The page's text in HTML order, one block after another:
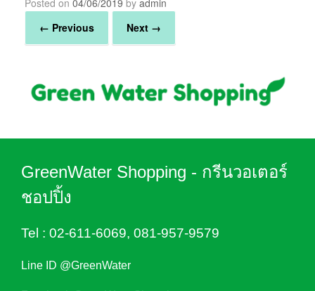
Posted on 04/06/2019 by admin
← Previous
Next →
GreenWater Shopping - กรีนวอเตอร์
ชอปปิ้ง
Tel : 02-611-6069, 081-957-9579
Line ID @GreenWater